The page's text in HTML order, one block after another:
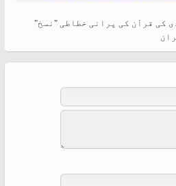
کی قرآن کی پرانی خطاطی "نسخ"